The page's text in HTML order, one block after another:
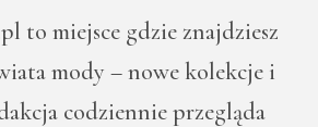
to miejsce gdzie znajdziesz
mody – nowe kolekcje i
codziennie przegląda